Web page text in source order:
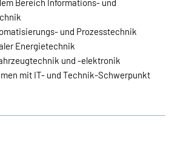
Bereich Informations- und
und Prozesstechnik
Energietechnik
und -elektronik
mit IT- und Technik-Schwerpunkt